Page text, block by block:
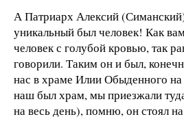
А Патриарх Алексий
уникальный был человек! Как
человек с голубой кровью, так
говорили. Таким он и был,
нас в храме Илии Обыденного на
наш был храм, мы приезжали
на весь день), помню, он стоял